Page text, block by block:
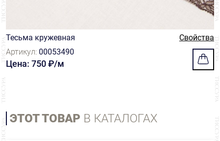
Тесьма кружевная
Свойства
Артикул: 00053490
Цена: 750 ₽/м
ЭТОТ ТОВАР В КАТАЛОГАХ